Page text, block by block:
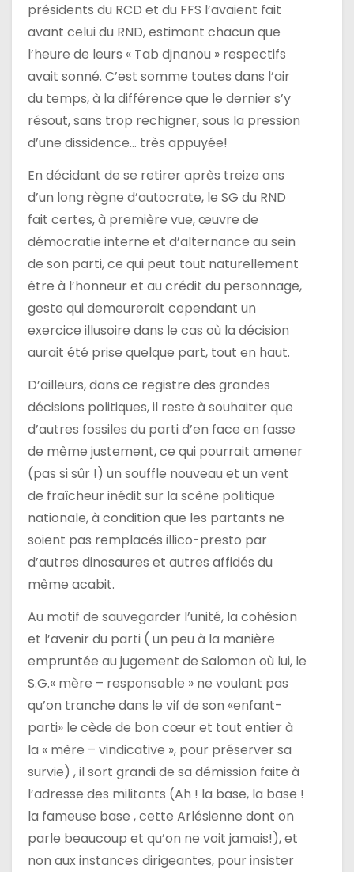
présidents du RCD et du FFS l’avaient fait
avant celui du RND, estimant chacun que
l’heure de leurs « Tab djnanou » respectifs
avait sonné. C’est somme toutes dans l’air
du temps, à la différence que le dernier s’y
résout, sans trop rechigner, sous la pression
d’une dissidence… très appuyée!
En décidant de se retirer après treize ans
d’un long règne d’autocrate, le SG du RND
fait certes, à première vue, œuvre de
démocratie interne et d’alternance au sein
de son parti, ce qui peut tout naturellement
être à l’honneur et au crédit du personnage,
geste qui demeurerait cependant un
exercice illusoire dans le cas où la décision
aurait été prise quelque part, tout en haut.
D’ailleurs, dans ce registre des grandes
décisions politiques, il reste à souhaiter que
d’autres fossiles du parti d’en face en fasse
de même justement, ce qui pourrait amener
(pas si sûr !) un souffle nouveau et un vent
de fraîcheur inédit sur la scène politique
nationale, à condition que les partants ne
soient pas remplacés illico-presto par
d’autres dinosaures et autres affidés du
même acabit.
Au motif de sauvegarder l’unité, la cohésion
et l’avenir du parti ( un peu à la manière
empruntée au jugement de Salomon où lui, le
S.G.« mère – responsable » ne voulant pas
qu’on tranche dans le vif de son «enfant-
parti» le cède de bon cœur et tout entier à
la « mère – vindicative », pour préserver sa
survie) , il sort grandi de sa démission faite à
l’adresse des militants (Ah ! la base, la base !
la fameuse base , cette Arlésienne dont on
parle beaucoup et qu’on ne voit jamais!), et
non aux instances dirigeantes, pour insister